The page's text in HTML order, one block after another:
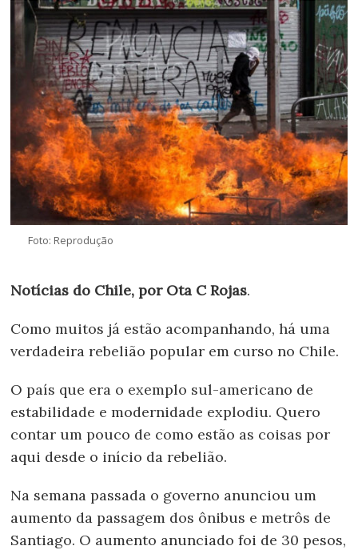
Foto: Reprodução
Notícias do Chile, por Ota C Rojas.
Como muitos já estão acompanhando, há uma
verdadeira rebelião popular em curso no Chile.
O país que era o exemplo sul-americano de
estabilidade e modernidade explodiu. Quero
contar um pouco de como estão as coisas por
aqui desde o início da rebelião.
Na semana passada o governo anunciou um
aumento da passagem dos ônibus e metrôs de
Santiago. O aumento anunciado foi de 30 pesos,